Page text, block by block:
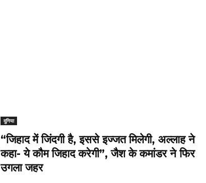
दुनिया
“जिहाद में जिंदगी है, इससे इज्जत मिलेगी, अल्लाह ने
कहा- ये कौम जिहाद करेगी”, जैश के कमांडर ने फिर
उगला जहर